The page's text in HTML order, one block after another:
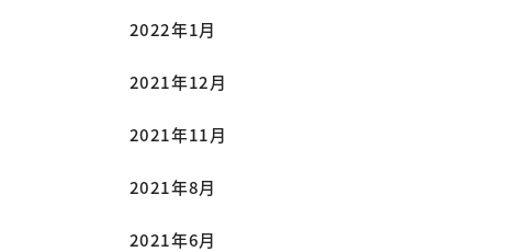
2022年1月
2021年12月
2021年11月
2021年8月
2021年6月